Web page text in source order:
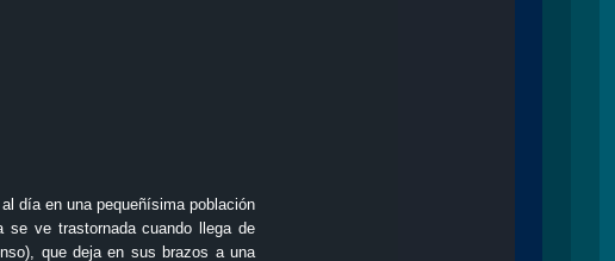
día en una pequeñísima población
se ve trastornada cuando llega de
que deja en sus brazos a una